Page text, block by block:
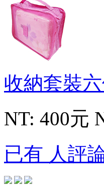
收納套裝
NT: 400元
已有 人評